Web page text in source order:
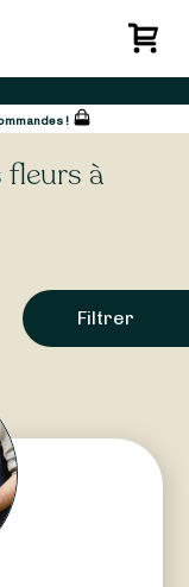
!
à
Filtrer